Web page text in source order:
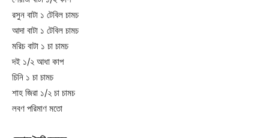
রসুন বাটা ১ টেবিল চামচ
আদা বাটা ১ টেবিল চামচ
মরিচ বাটা ১ চা চামচ
দই ১/২ আধা কাপ
চিনি ১ চা চামচ
শাহ জিরা ১/২ চা চামচ
লবণ পরিমাণ মতো